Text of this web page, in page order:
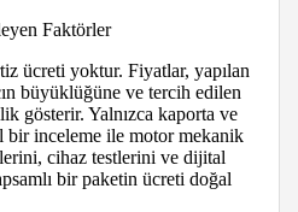
Faktörler
ücreti yoktur. Fiyatlar, yapılan
büyüklüğüne ve tercih edilen
gösterir. Yalnızca kaporta ve
bir inceleme ile motor mekanik
cihaz testlerini ve dijital
bir paketin ücreti doğal